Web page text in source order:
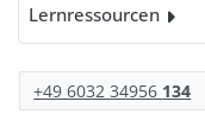
Lernressourcen
+49 6032 34956 134